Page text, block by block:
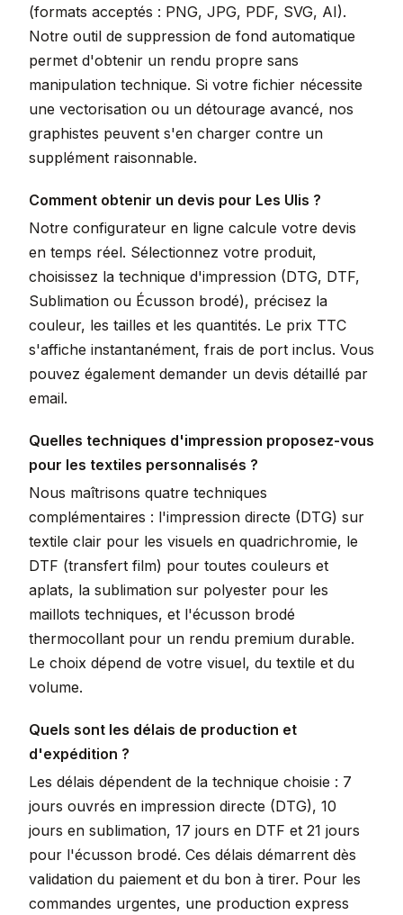
(formats acceptés : PNG, JPG, PDF, SVG, AI).
Notre outil de suppression de fond automatique
permet d'obtenir un rendu propre sans
manipulation technique. Si votre fichier nécessite
une vectorisation ou un détourage avancé, nos
graphistes peuvent s'en charger contre un
supplément raisonnable.
Comment obtenir un devis pour Les Ulis ?
Notre configurateur en ligne calcule votre devis
en temps réel. Sélectionnez votre produit,
choisissez la technique d'impression (DTG, DTF,
Sublimation ou Écusson brodé), précisez la
couleur, les tailles et les quantités. Le prix TTC
s'affiche instantanément, frais de port inclus. Vous
pouvez également demander un devis détaillé par
email.
Quelles techniques d'impression proposez-vous
pour les textiles personnalisés ?
Nous maîtrisons quatre techniques
complémentaires : l'impression directe (DTG) sur
textile clair pour les visuels en quadrichromie, le
DTF (transfert film) pour toutes couleurs et
aplats, la sublimation sur polyester pour les
maillots techniques, et l'écusson brodé
thermocollant pour un rendu premium durable.
Le choix dépend de votre visuel, du textile et du
volume.
Quels sont les délais de production et
d'expédition ?
Les délais dépendent de la technique choisie : 7
jours ouvrés en impression directe (DTG), 10
jours en sublimation, 17 jours en DTF et 21 jours
pour l'écusson brodé. Ces délais démarrent dès
validation du paiement et du bon à tirer. Pour les
commandes urgentes, une production express